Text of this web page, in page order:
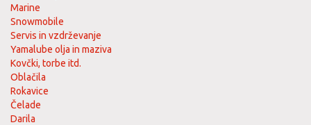
Marine
Snowmobile
Servis in vzdrževanje
Yamalube olja in maziva
Kovčki, torbe itd.
Oblačila
Rokavice
Čelade
Darila